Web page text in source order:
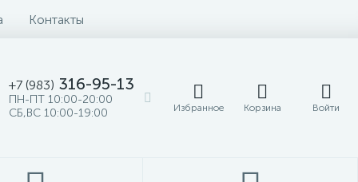
Контакты
+7 (983) 316-95-13
ПН-ПТ 10:00-20:00
СБ,ВС 10:00-19:00
Избранное Корзина Войти